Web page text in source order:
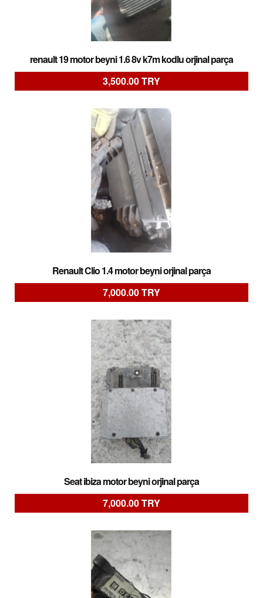
renault 19 motor beyni 1.6 8v k7m kodlu orjinal parça
3,500.00 TRY
Renault Clio 1.4 motor beyni orjinal parça
7,000.00 TRY
Seat ibiza motor beyni orjinal parça
7,000.00 TRY